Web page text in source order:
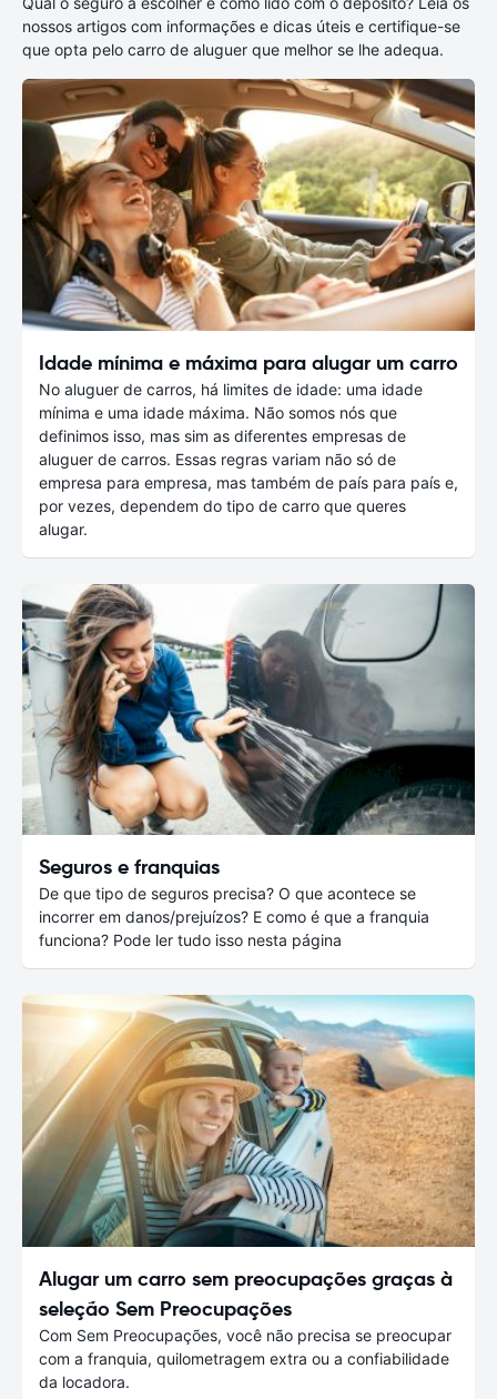
nossos artigos com informações e dicas úteis e certifique-se
que opta pelo carro de aluguer que melhor se lhe adequa.
Idade mínima e máxima para alugar um carro
No aluguer de carros, há limites de idade: uma idade
mínima e uma idade máxima. Não somos nós que
definimos isso, mas sim as diferentes empresas de
aluguer de carros. Essas regras variam não só de
empresa para empresa, mas também de país para país e,
por vezes, dependem do tipo de carro que queres
alugar.
Seguros e franquias
De que tipo de seguros precisa? O que acontece se
incorrer em danos/prejuízos? E como é que a franquia
funciona? Pode ler tudo isso nesta página
Alugar um carro sem preocupações graças à
seleção Sem Preocupações
Com Sem Preocupações, você não precisa se preocupar
com a franquia, quilometragem extra ou a confiabilidade
da locadora.